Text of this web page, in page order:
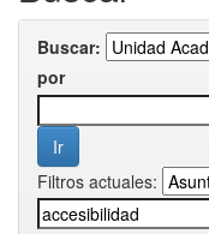
Buscar:
por
Filtros actuales: